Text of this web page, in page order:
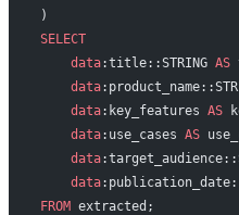
)
SELECT
    data
:title::STRING AS
    data
    data
:key_features AS
    data
:use_cases AS
    data
    data
FROM extracted;